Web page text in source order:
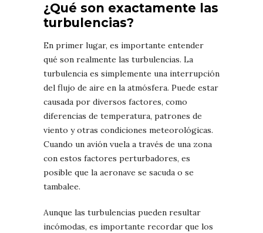
¿Qué son exactamente las
turbulencias?
En primer lugar, es importante entender
qué son realmente las turbulencias. La
turbulencia es simplemente una interrupción
del flujo de aire en la atmósfera. Puede estar
causada por diversos factores, como
diferencias de temperatura, patrones de
viento y otras condiciones meteorológicas.
Cuando un avión vuela a través de una zona
con estos factores perturbadores, es
posible que la aeronave se sacuda o se
tambalee.
Aunque las turbulencias pueden resultar
incómodas, es importante recordar que los